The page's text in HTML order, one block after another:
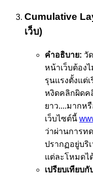
Cumulative
เว็บ)
คำอธิบาย: วั
หน้าเว็บต้อง
รุนแรงตั้งแต่
หงิดคลิกผิดค
ยาว....มากห
เว็บไซต์นี้
ว่าผ่านการท
ปรากฏอยู่บริ
แต่ละโหมดไ
เปรียบเทียบ